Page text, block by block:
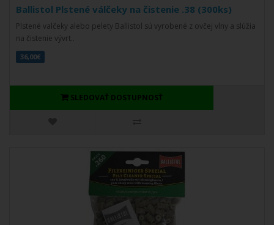
Ballistol Plstené válčeky na čistenie .38 (300ks)
Plstené valčeky alebo pelety Ballistol sú vyrobené z ovčej vlny a slúžia
na čistenie vývrt..
36,00€
SLEDOVAŤ DOSTUPNOSŤ